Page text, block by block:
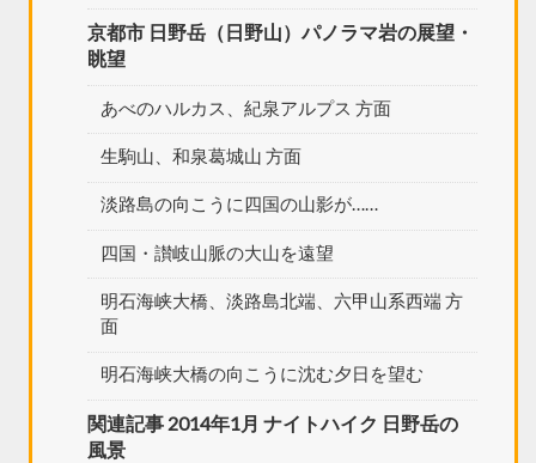
京都市 日野岳（日野山）パノラマ岩の展望・
眺望
あべのハルカス、紀泉アルプス 方面
生駒山、和泉葛城山 方面
淡路島の向こうに四国の山影が……
四国・讃岐山脈の大山を遠望
明石海峡大橋、淡路島北端、六甲山系西端 方
面
明石海峡大橋の向こうに沈む夕日を望む
関連記事 2014年1月 ナイトハイク 日野岳の
風景